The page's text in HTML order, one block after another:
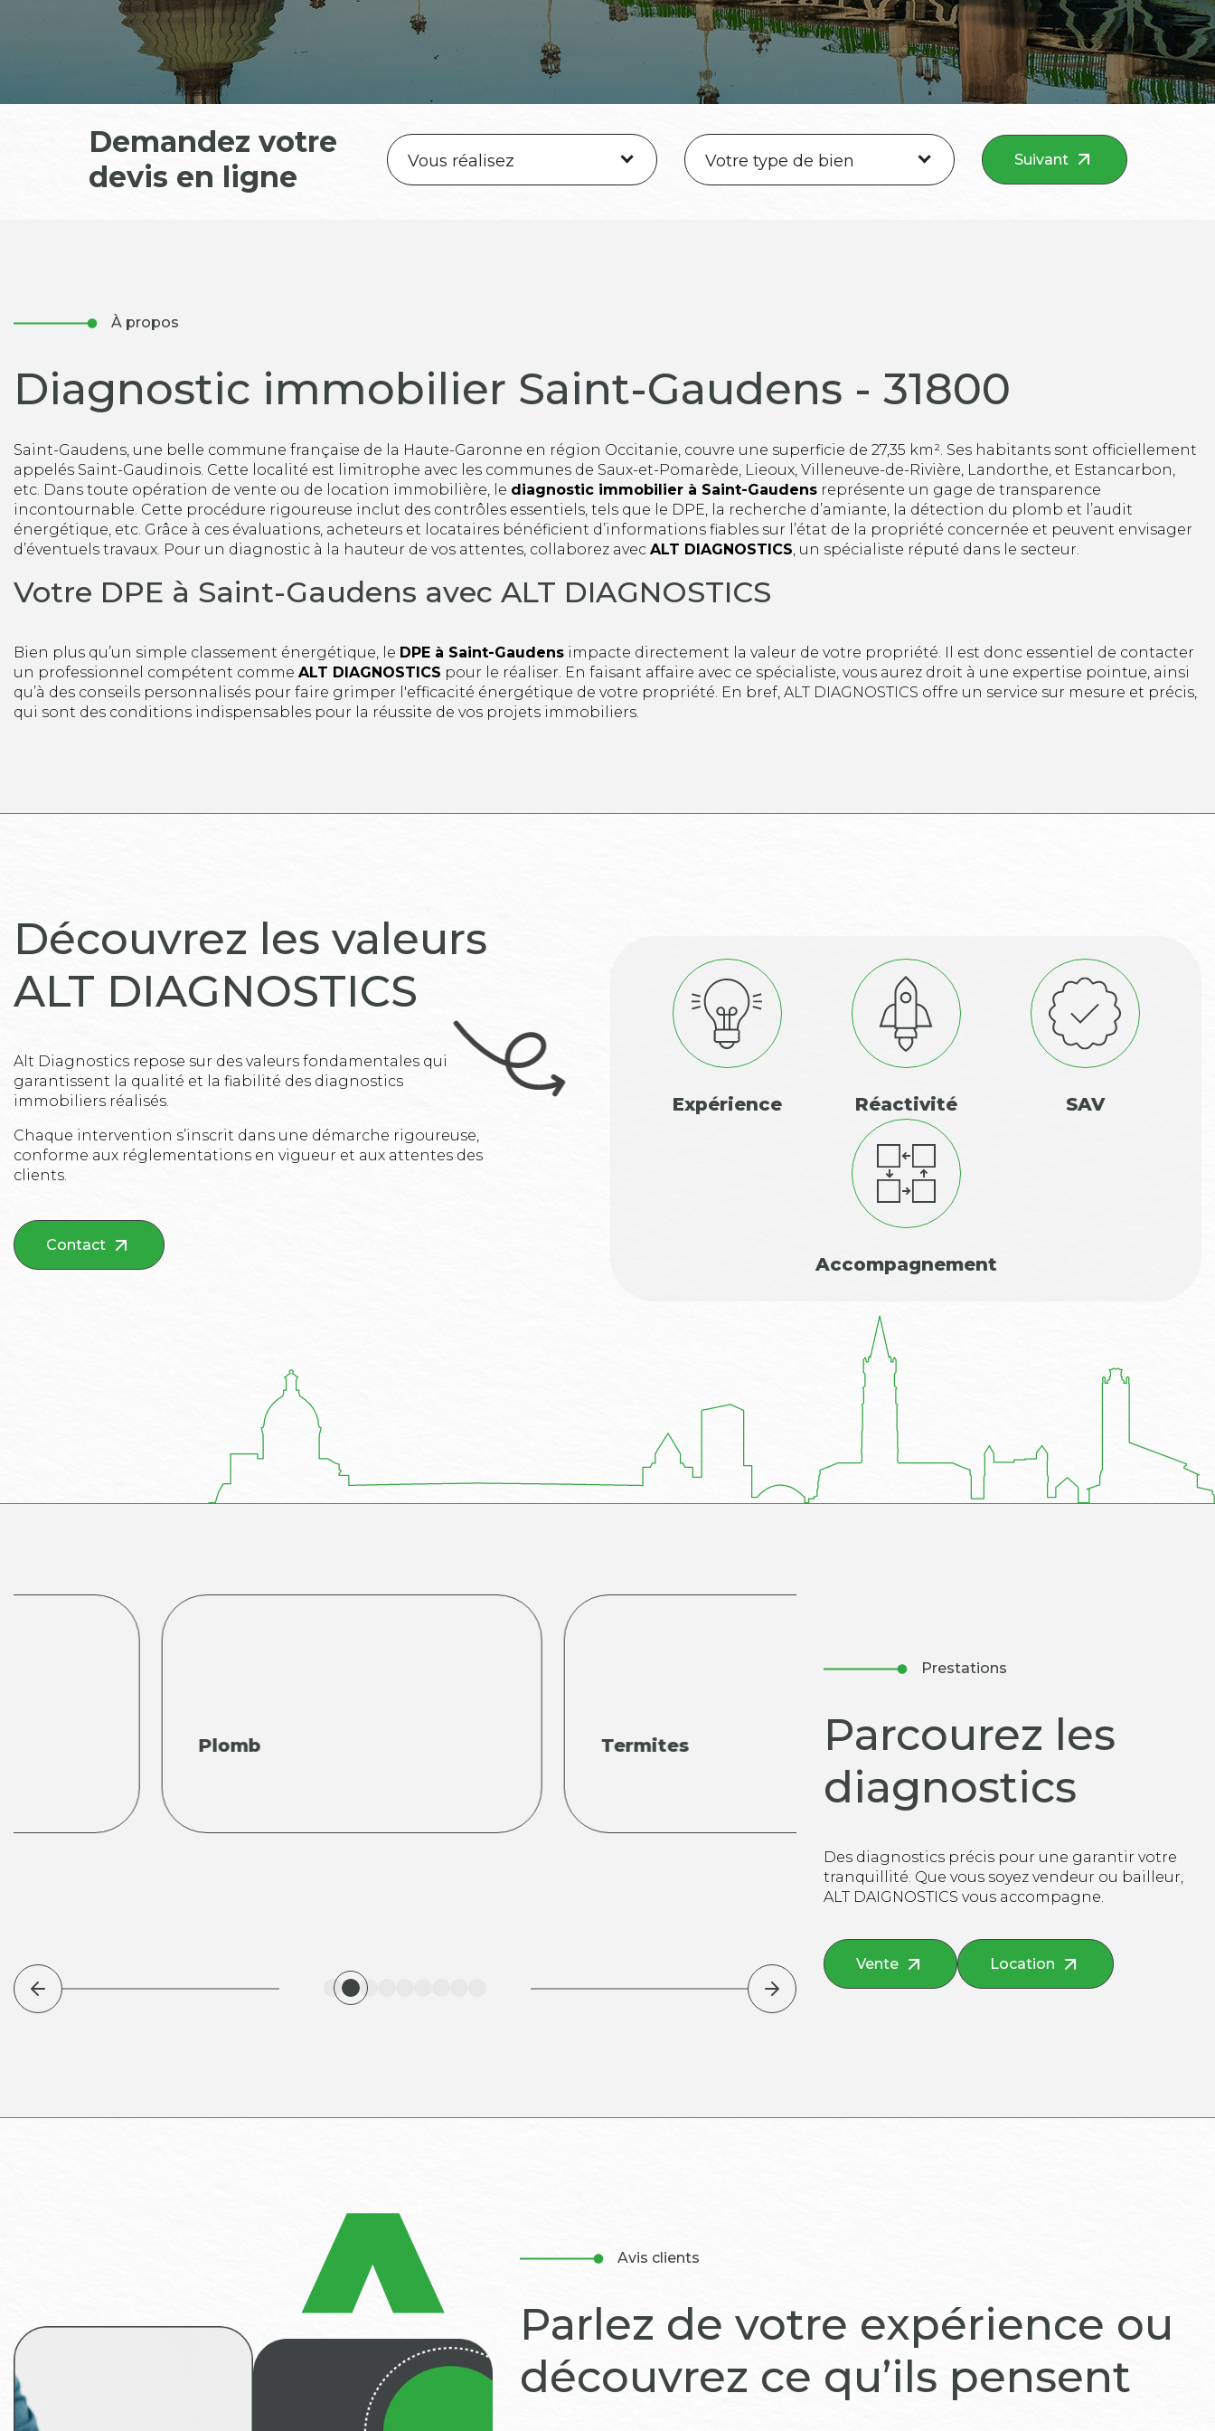
Demandez votre
devis en ligne
Vous réalisez Votre type de bien Suivant
À propos
Diagnostic immobilier Saint-Gaudens - 31800
Saint-Gaudens, une belle commune française de la Haute-Garonne en région Occitanie, couvre une superficie de 27,35 km². Ses habitants sont officiellement
appelés Saint-Gaudinois. Cette localité est limitrophe avec les communes de Saux-et-Pomarède, Lieoux, Villeneuve-de-Rivière, Landorthe, et Estancarbon,
etc. Dans toute opération de vente ou de location immobilière, le diagnostic immobilier à Saint-Gaudens représente un gage de transparence
incontournable. Cette procédure rigoureuse inclut des contrôles essentiels, tels que le DPE, la recherche d’amiante, la détection du plomb et l’audit
énergétique, etc. Grâce à ces évaluations, acheteurs et locataires bénéficient d’informations fiables sur l’état de la propriété concernée et peuvent envisager
d’éventuels travaux. Pour un diagnostic à la hauteur de vos attentes, collaborez avec ALT DIAGNOSTICS, un spécialiste réputé dans le secteur.
Votre DPE à Saint-Gaudens avec ALT DIAGNOSTICS
Bien plus qu’un simple classement énergétique, le DPE à Saint-Gaudens impacte directement la valeur de votre propriété. Il est donc essentiel de contacter
un professionnel compétent comme ALT DIAGNOSTICS pour le réaliser. En faisant affaire avec ce spécialiste, vous aurez droit à une expertise pointue, ainsi
qu’à des conseils personnalisés pour faire grimper l'efficacité énergétique de votre propriété. En bref, ALT DIAGNOSTICS offre un service sur mesure et précis,
qui sont des conditions indispensables pour la réussite de vos projets immobiliers.
Découvrez les valeurs
ALT DIAGNOSTICS
Alt Diagnostics repose sur des valeurs fondamentales qui
garantissent la qualité et la fiabilité des diagnostics
immobiliers réalisés.
Chaque intervention s’inscrit dans une démarche rigoureuse,
conforme aux réglementations en vigueur et aux attentes des
clients.
Contact
Expérience Réactivité SAV
Accompagnement
Prestations
Parcourez les
diagnostics
Des diagnostics précis pour une garantir votre
tranquillité. Que vous soyez vendeur ou bailleur,
ALT DAIGNOSTICS vous accompagne.
Vente Location
Gaz
Avis clients
Parlez de votre expérience ou
découvrez ce qu’ils pensent